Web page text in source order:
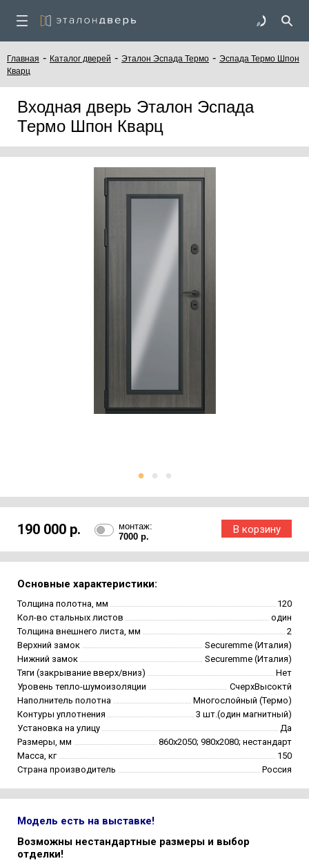
Главная - Каталог дверей - Эталон Эспада Термо - Эспада Термо Шпон
Кварц
Входная дверь Эталон Эспада
Термо Шпон Кварц
190 000 р.
монтаж:
7000 р.
Основные характеристики:
Толщина полотна, мм
120
Кол-во стальных листов
один
Толщина внешнего листа, мм
2
Верхний замок
Securemme (Италия)
Нижний замок
Securemme (Италия)
Тяги (закрывание вверх/вниз)
Нет
Уровень тепло-шумоизоляции
СчерхВысоктй
Наполнитель полотна
Многослойный (Термо)
Контуры уплотнения
3 шт.(один магнитный)
Установка на улицу
Да
Размеры, мм
860х2050; 980х2080; нестандарт
Масса, кг
150
Страна производитель
Россия
Модель есть на выставке!
Возможны нестандартные размеры и выбор
отделки!